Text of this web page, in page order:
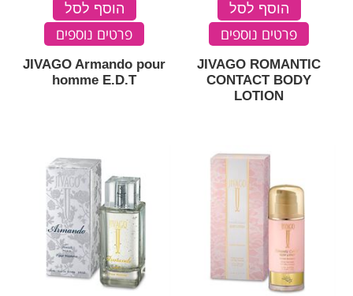
הוסף לסל
פרטים נוספים
הוסף לסל
פרטים נוספים
JIVAGO ROMANTIC
CONTACT BODY
LOTION
JIVAGO Armando pour
homme E.D.T